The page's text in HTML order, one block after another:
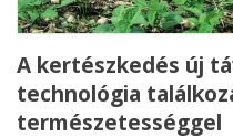
A kertészkedés új
technológia
természetességgel